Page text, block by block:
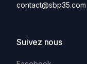
contact@sbp35.com
Suivez nous